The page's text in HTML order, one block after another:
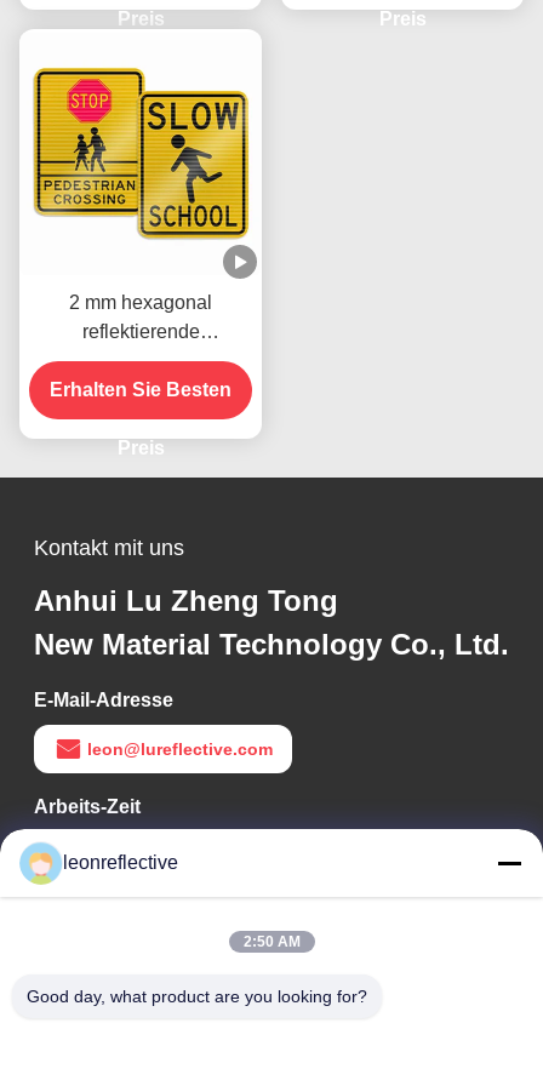
Straßenverkehrssicherhei
Preis Preis
2 mm hexagonal
reflektierende
Verkehrsschilder
Straßenverkehrssicherhei
t Pflichtzeichen
Erhalten Sie Besten
Preis
Kontakt mit uns
Anhui Lu Zheng Tong
New Material Technology Co., Ltd.
E-Mail-Adresse
leon@lureflective.com
Arbeits-Zeit
9:00-18:00
Unsere Adresse
Adresse des Unternehmens
Technologiepark Huayi, Hightech-Zone, Hefei, Anhui, China
leonreflective
2:50 AM
Good day, what product are you looking for?